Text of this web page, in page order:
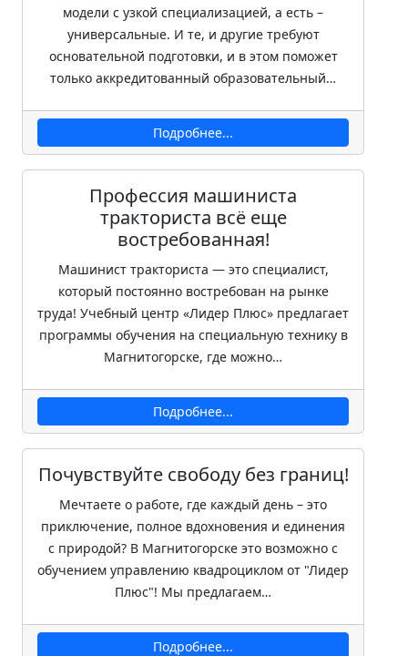
модели с узкой специализацией, а есть –
универсальные. И те, и другие требуют
основательной подготовки, и в этом поможет
только аккредитованный образовательный…
Подробнее...
Профессия машиниста
тракториста всё еще
востребованная!
Машинист тракториста — это специалист,
который постоянно востребован на рынке
труда! Учебный центр «Лидер Плюс» предлагает
программы обучения на специальную технику в
Магнитогорске, где можно…
Подробнее...
Почувствуйте свободу без границ!
Мечтаете о работе, где каждый день – это
приключение, полное вдохновения и единения
с природой? В Магнитогорске это возможно с
обучением управлению квадроциклом от "Лидер
Плюс"! Мы предлагаем…
Подробнее...